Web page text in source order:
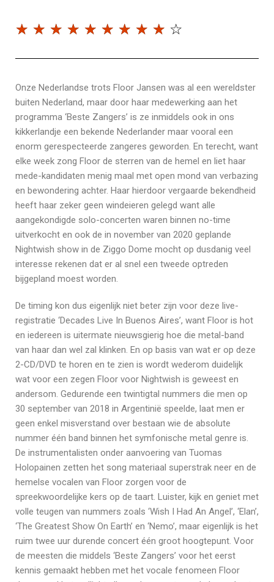
☆ ☆ ☆ ☆ ☆ ☆ ☆ ☆ ☆ ☆
Onze Nederlandse trots Floor Jansen was al een wereldster
buiten Nederland, maar door haar medewerking aan het
programma ‘Beste Zangers’ is ze inmiddels ook in ons
kikkerlandje een bekende Nederlander maar vooral een
enorm gerespecteerde zangeres geworden. En terecht, want
elke week zong Floor de sterren van de hemel en liet haar
mede-kandidaten menig maal met open mond van verbazing
en bewondering achter. Haar hierdoor vergaarde bekendheid
heeft haar zeker geen windeieren gelegd want alle
aangekondigde solo-concerten waren binnen no-time
uitverkocht en ook de in november van 2020 geplande
Nightwish show in de Ziggo Dome mocht op dusdanig veel
interesse rekenen dat er al snel een tweede optreden
bijgepland moest worden.
De timing kon dus eigenlijk niet beter zijn voor deze live-
registratie ‘Decades Live In Buenos Aires’, want Floor is hot
en iedereen is uitermate nieuwsgierig hoe die metal-band
van haar dan wel zal klinken. En op basis van wat er op deze
2-CD/DVD te horen en te zien is wordt wederom duidelijk
wat voor een zegen Floor voor Nightwish is geweest en
andersom. Gedurende een twintigtal nummers die men op
30 september van 2018 in Argentinië speelde, laat men er
geen enkel misverstand over bestaan wie de absolute
nummer één band binnen het symfonische metal genre is.
De instrumentalisten onder aanvoering van Tuomas
Holopainen zetten het song materiaal superstrak neer en de
hemelse vocalen van Floor zorgen voor de
spreekwoordelijke kers op de taart. Luister, kijk en geniet met
volle teugen van nummers zoals ‘Wish I Had An Angel’, ‘Elan’,
‘The Greatest Show On Earth’ en ‘Nemo’, maar eigenlijk is het
ruim twee uur durende concert één groot hoogtepunt. Voor
de meesten die middels ‘Beste Zangers’ voor het eerst
kennis gemaakt hebben met het vocale fenomeen Floor